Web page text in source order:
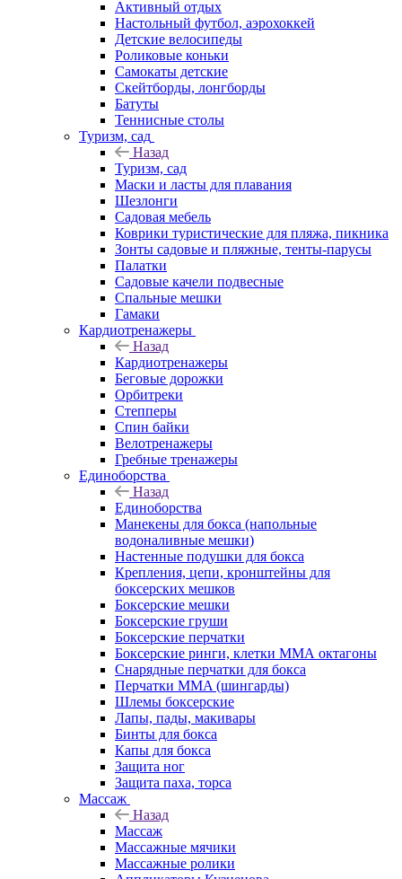
Активный отдых
Настольный футбол, аэрохоккей
Детские велосипеды
Роликовые коньки
Самокаты детские
Скейтборды, лонгборды
Батуты
Теннисные столы
Туризм, сад
Назад
Туризм, сад
Маски и ласты для плавания
Шезлонги
Садовая мебель
Коврики туристические для пляжа, пикника
Зонты садовые и пляжные, тенты-парусы
Палатки
Садовые качели подвесные
Спальные мешки
Гамаки
Кардиотренажеры
Назад
Кардиотренажеры
Беговые дорожки
Орбитреки
Степперы
Спин байки
Велотренажеры
Гребные тренажеры
Единоборства
Назад
Единоборства
Манекены для бокса (напольные
водоналивные мешки)
Настенные подушки для бокса
Крепления, цепи, кронштейны для
боксерских мешков
Боксерские мешки
Боксерские груши
Боксерские перчатки
Боксерские ринги, клетки ММА октагоны
Снарядные перчатки для бокса
Перчатки MMA (шингарды)
Шлемы боксерские
Лапы, пады, макивары
Бинты для бокса
Капы для бокса
Защита ног
Защита паха, торса
Массаж
Назад
Массаж
Массажные мячики
Массажные ролики